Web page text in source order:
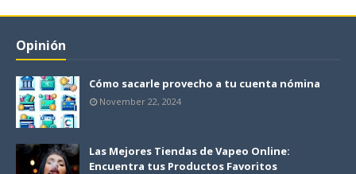
Opinión
Cómo sacarle provecho a tu cuenta nómina
November 22, 2024
Las Mejores Tiendas de Vapeo Online:
Encuentra tus Productos Favoritos